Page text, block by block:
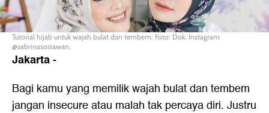
Tutorial hijab untuk wajah bulat dan tembem. Foto: Dok. Instagram
@sabrinasosiawan.
Jakarta-
Bagi kamu yang memilik wajah bulat dan tembem
jangan insecure atau malah tak percaya diri. Justru